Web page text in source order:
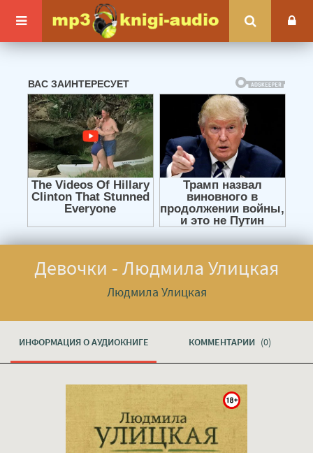
Девочки - Людмила Улицкая
Людмила Улицкая
ИНФОРМАЦИЯ О АУДИОКНИГЕ КОММЕНТАРИИ (0)